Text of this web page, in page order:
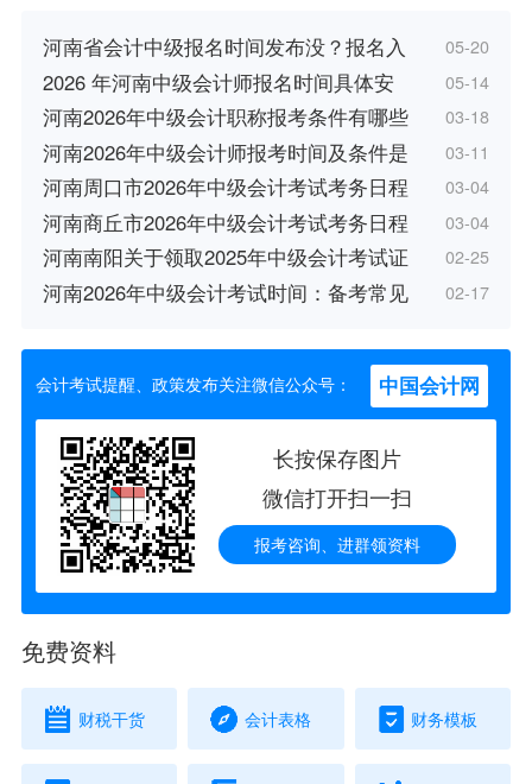
河南省会计中级报名时间发布没？报名入 05-20
2026 年河南中级会计师报名时间具体安 05-14
河南2026年中级会计职称报考条件有哪些 03-18
河南2026年中级会计师报考时间及条件是 03-11
河南周口市2026年中级会计考试考务日程 03-04
河南商丘市2026年中级会计考试考务日程 03-04
河南南阳关于领取2025年中级会计考试证 02-25
河南2026年中级会计考试时间：备考常见 02-17
会计考试提醒、政策发布关注微信公众号： 中国会计网
长按保存图片
微信打开扫一扫
报考咨询、进群领资料
免费资料
财税干货 会计表格 财务模板